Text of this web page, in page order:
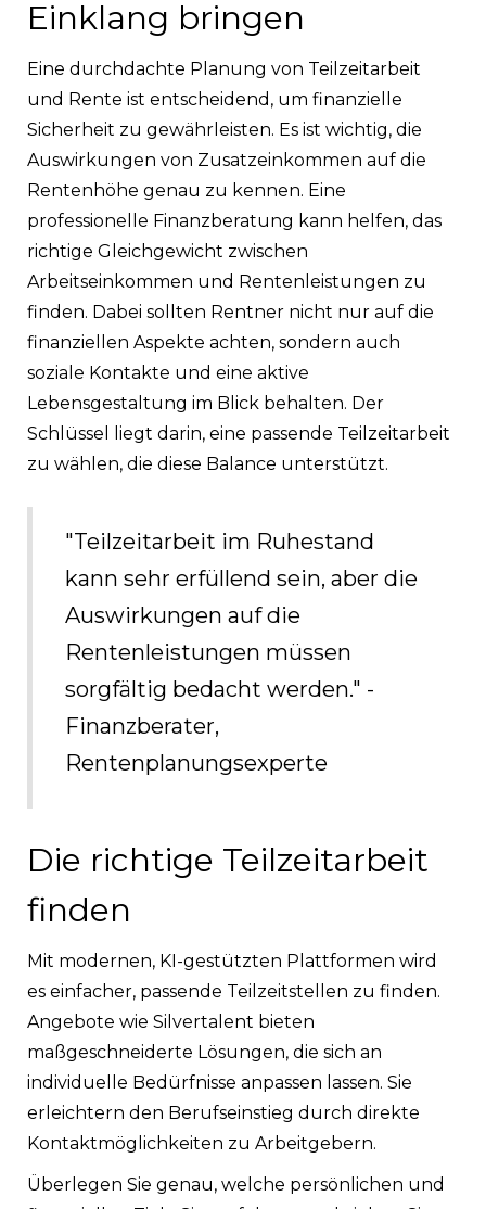
Einklang bringen
Eine durchdachte Planung von Teilzeitarbeit
und Rente ist entscheidend, um finanzielle
Sicherheit zu gewährleisten. Es ist wichtig, die
Auswirkungen von Zusatzeinkommen auf die
Rentenhöhe genau zu kennen. Eine
professionelle Finanzberatung kann helfen, das
richtige Gleichgewicht zwischen
Arbeitseinkommen und Rentenleistungen zu
finden. Dabei sollten Rentner nicht nur auf die
finanziellen Aspekte achten, sondern auch
soziale Kontakte und eine aktive
Lebensgestaltung im Blick behalten. Der
Schlüssel liegt darin, eine passende Teilzeitarbeit
zu wählen, die diese Balance unterstützt.
"Teilzeitarbeit im Ruhestand
kann sehr erfüllend sein, aber die
Auswirkungen auf die
Rentenleistungen müssen
sorgfältig bedacht werden." -
Finanzberater,
Rentenplanungsexperte
Die richtige Teilzeitarbeit
finden
Mit modernen, KI-gestützten Plattformen wird
es einfacher, passende Teilzeitstellen zu finden.
Angebote wie Silvertalent bieten
maßgeschneiderte Lösungen, die sich an
individuelle Bedürfnisse anpassen lassen. Sie
erleichtern den Berufseinstieg durch direkte
Kontaktmöglichkeiten zu Arbeitgebern.
Überlegen Sie genau, welche persönlichen und